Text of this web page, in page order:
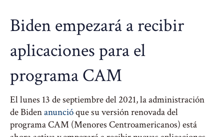
Biden empezará a recibir
aplicaciones para el
programa CAM
El lunes 13 de septiembre del 2021, la administración
de Bidenanuncióque su versión renovada del
programa CAM (Menores Centroamericanos) está